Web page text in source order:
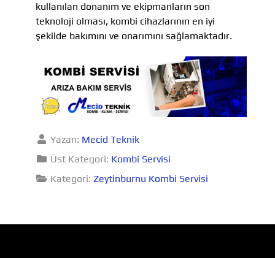
kullanılan donanım ve ekipmanların son
teknoloji olması, kombi cihazlarının en iyi
şekilde bakımını ve onarımını sağlamaktadır.
Yazan: Mecid Teknik
Üst Kategori: Kombi Servisi
Kategori: Zeytinburnu Kombi Servisi